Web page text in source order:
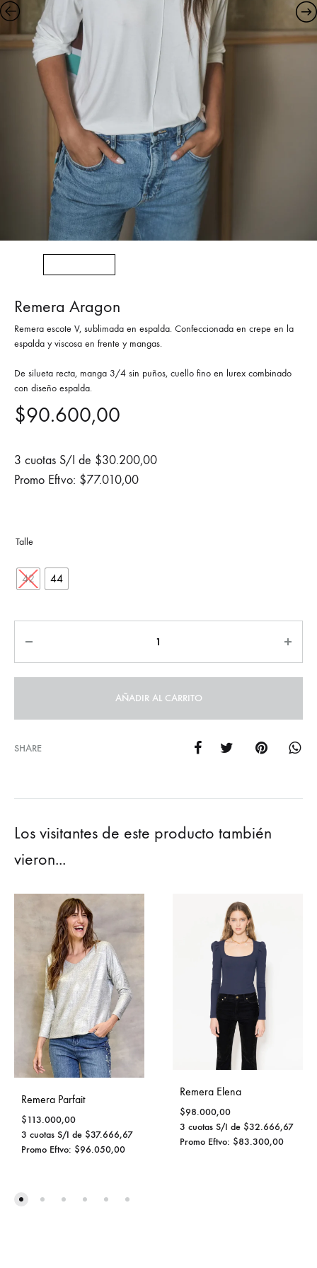
Remera Aragon
Remera escote V, sublimada en espalda. Confeccionada en crepe en la
espalda y viscosa en frente y mangas.
De silueta recta, manga 3/4 sin puños, cuello fino en lurex combinado
con diseño espalda.
$90.600,00
3 cuotas S/I de $30.200,00
Promo Eftvo: $77.010,00
42 44
AÑADIR AL CARRITO
SHARE
Los visitantes de este producto también
vieron...
Remera Parfait
$113.000,00
3 cuotas S/I de $37.666,67
Promo Eftvo: $96.050,00
Remera Elena
$98.000,00
3 cuotas S/I de $32.666,67
Promo Eftvo: $83.300,00